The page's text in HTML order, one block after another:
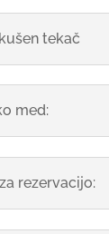
tekač
med:
rezervacijo: